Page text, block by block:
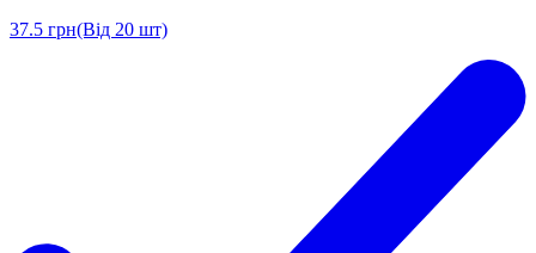
37.5 грн(Від 20 шт)